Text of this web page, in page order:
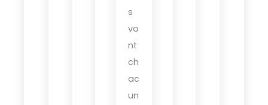
s
vo
nt
ch
ac
un